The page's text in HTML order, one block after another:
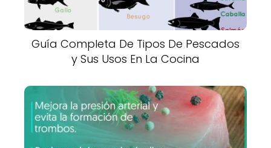
Guía Completa De Tipos De Pescados
y Sus Usos En La Cocina